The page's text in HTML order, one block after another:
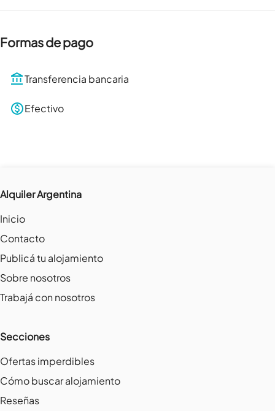
Formas de pago
Transferencia bancaria
Efectivo
Alquiler Argentina
Inicio
Contacto
Publicá tu alojamiento
Sobre nosotros
Trabajá con nosotros
Secciones
Ofertas imperdibles
Cómo buscar alojamiento
Reseñas